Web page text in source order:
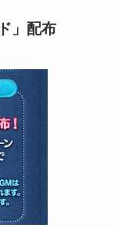
」配布